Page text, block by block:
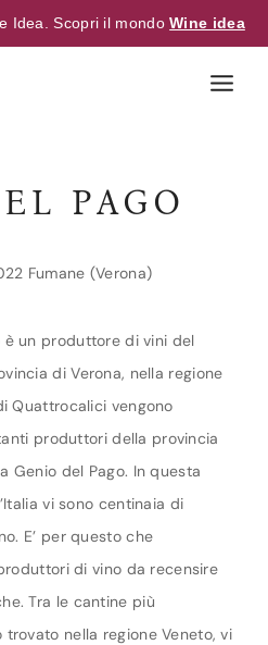
Idea. Scopri il mondoWine idea
PAGO
Fumane (Verona)
è un produttore di vini del
di Verona, nella regione
Quattrocalici vengono
produttori della provincia
Genio del Pago. In questa
vi sono centinaia di
E’ per questo che
di vino da recensire
Tra le cantine più
nella regione Veneto, vi